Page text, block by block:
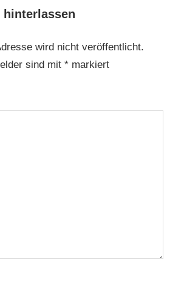
hinterlassen
wird nicht veröffentlicht.
sind mit * markiert